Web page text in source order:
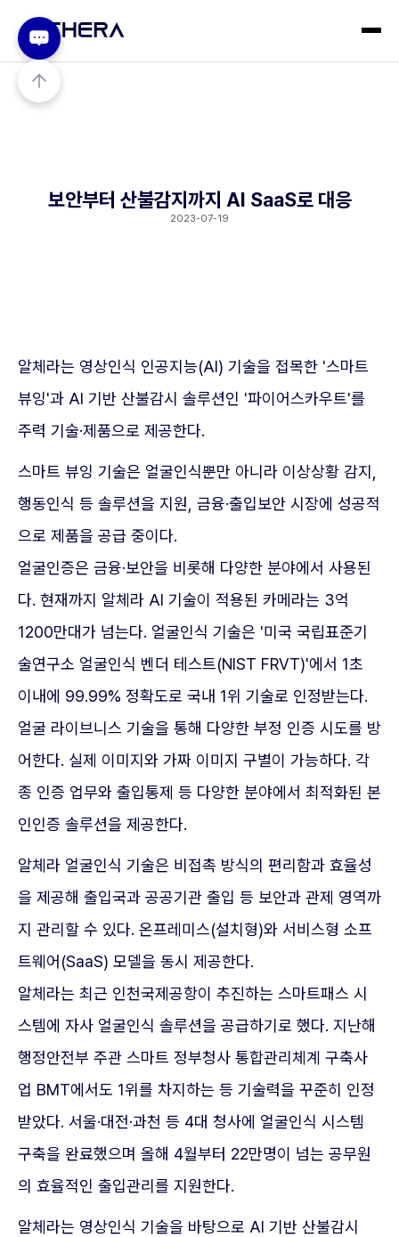
보안부터 산불감지까지 AI SaaS로 대응
2023-07-19
알체라는 영상인식 인공지능(AI) 기술을 접목한 '스마트
뷰잉'과 AI 기반 산불감시 솔루션인 '파이어스카우트'를
주력 기술·제품으로 제공한다.
스마트 뷰잉 기술은 얼굴인식뿐만 아니라 이상상황 감지,
행동인식 등 솔루션을 지원, 금융·출입보안 시장에 성공적
으로 제품을 공급 중이다.
얼굴인증은 금융·보안을 비롯해 다양한 분야에서 사용된
다. 현재까지 알체라 AI 기술이 적용된 카메라는 3억
1200만대가 넘는다. 얼굴인식 기술은 '미국 국립표준기
술연구소 얼굴인식 벤더 테스트(NIST FRVT)'에서 1초
이내에 99.99% 정확도로 국내 1위 기술로 인정받는다.
얼굴 라이브니스 기술을 통해 다양한 부정 인증 시도를 방
어한다. 실제 이미지와 가짜 이미지 구별이 가능하다. 각
종 인증 업무와 출입통제 등 다양한 분야에서 최적화된 본
인인증 솔루션을 제공한다.
알체라 얼굴인식 기술은 비접촉 방식의 편리함과 효율성
을 제공해 출입국과 공공기관 출입 등 보안과 관제 영역까
지 관리할 수 있다. 온프레미스(설치형)와 서비스형 소프
트웨어(SaaS) 모델을 동시 제공한다.
알체라는 최근 인천국제공항이 추진하는 스마트패스 시
스템에 자사 얼굴인식 솔루션을 공급하기로 했다. 지난해
행정안전부 주관 스마트 정부청사 통합관리체계 구축사
업 BMT에서도 1위를 차지하는 등 기술력을 꾸준히 인정
받았다. 서울·대전·과천 등 4대 청사에 얼굴인식 시스템
구축을 완료했으며 올해 4월부터 22만명이 넘는 공무원
의 효율적인 출입관리를 지원한다.
알체라는 영상인식 기술을 바탕으로 AI 기반 산불감시